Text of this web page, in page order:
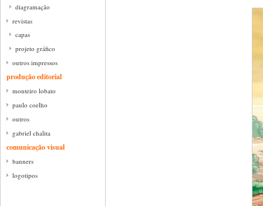
diagramação
revistas
capas
projeto gráfico
outros impressos
produção editorial
monteiro lobato
paulo coelho
outros
gabriel chalita
comunicação visual
banners
logotipos